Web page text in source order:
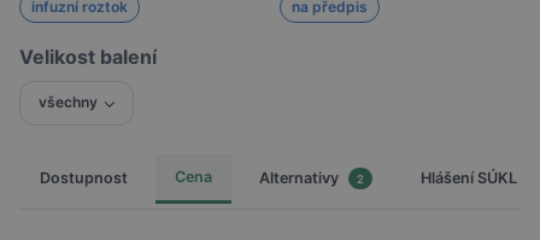
infuzní roztok na předpis
Velikost balení
všechny
Dostupnost Cena Alternativy 2 Hlášení SÚKL